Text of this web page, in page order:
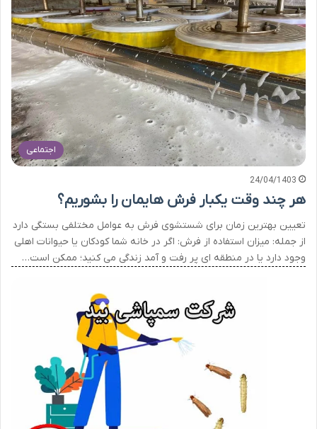
اجتماعی
24/04/1403
هر چند وقت یکبار فرش هایمان را بشوریم؟
تعیین بهترین زمان برای شستشوی فرش به عوامل مختلفی بستگی دارد
از جمله: میزان استفاده از فرش: اگر در خانه شما کودکان یا حیوانات اهلی
وجود دارد یا در منطقه ای پر رفت و آمد زندگی می کنید؛ ممکن است…